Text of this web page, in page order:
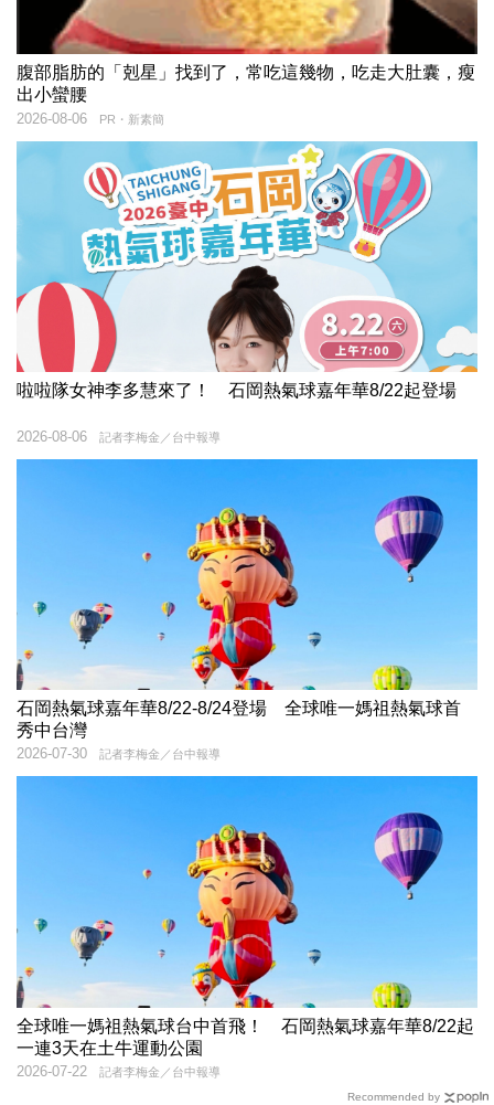
腹部脂肪的「剋星」找到了，常吃這幾物，吃走大肚囊，瘦
出小蠻腰
PR・新素簡
2026-08-06
啦啦隊女神李多慧來了！ 石岡熱氣球嘉年華8/22起登場
記者李梅金／台中報導
2026-08-06
石岡熱氣球嘉年華8/22-8/24登場 全球唯一媽祖熱氣球首
秀中台灣
記者李梅金／台中報導
2026-07-30
全球唯一媽祖熱氣球台中首飛！ 石岡熱氣球嘉年華8/22起
一連3天在土牛運動公園
記者李梅金／台中報導
2026-07-22
Recommended by